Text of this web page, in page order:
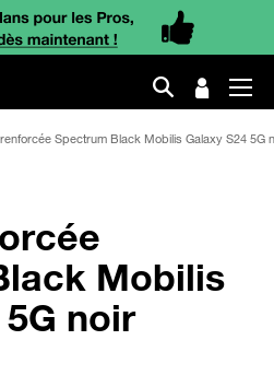
Spectrum Black Mobilis Galaxy S24 5G
Mobilis
noir